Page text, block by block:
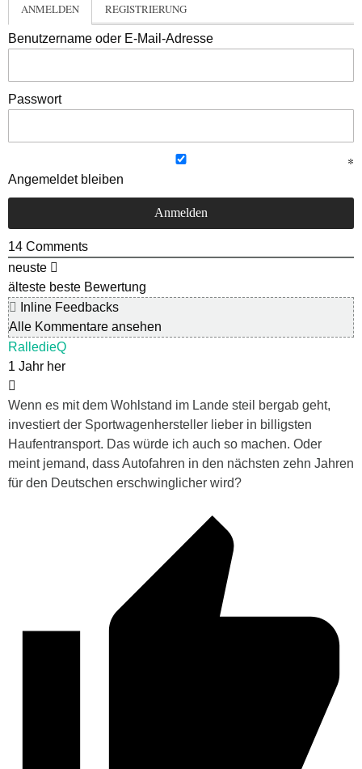
ANMELDEN REGISTRIERUNG
Benutzername oder E-Mail-Adresse
Passwort
Angemeldet bleiben
14 Comments
neuste
älteste beste Bewertung
Inline Feedbacks
Alle Kommentare ansehen
RalledieQ
1 Jahr her
Wenn es mit dem Wohlstand im Lande steil bergab geht,
investiert der Sportwagenhersteller lieber in billigsten
Haufentransport. Das würde ich auch so machen. Oder
meint jemand, dass Autofahren in den nächsten zehn Jahren
für den Deutschen erschwinglicher wird?